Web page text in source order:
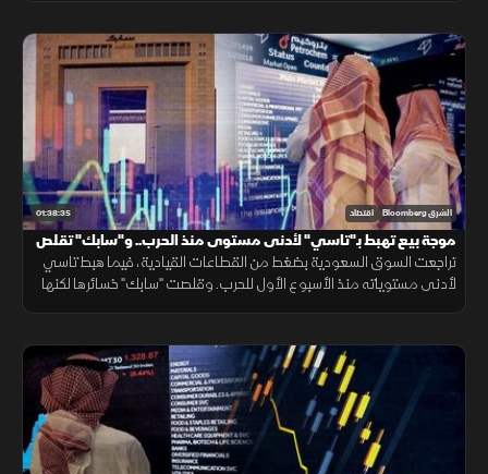
01:38:35 الشرق Bloomberg اقتصاد
موجة بيع تهبط بـ"تاسي" لأدنى مستوى منذ الحرب.. و"سابك" تقلص
خسائرها
تراجعت السوق السعودية بضغط من القطاعات القيادية، فيما هبط تاسي
لأدنى مستوياته منذ الأسبوع الأول للحرب. وقلصت "سابك" خسائرها لكنها